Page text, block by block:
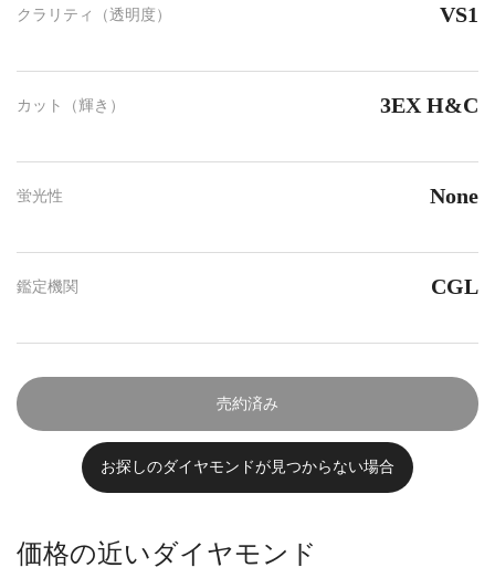
クラリティ（透明度） VS1
カット（輝き） 3EX H&C
蛍光性 None
鑑定機関 CGL
売約済み
お探しのダイヤモンドが見つからない場合
価格の近いダイヤモンド